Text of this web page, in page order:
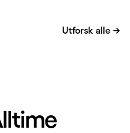
Utforsk alle →